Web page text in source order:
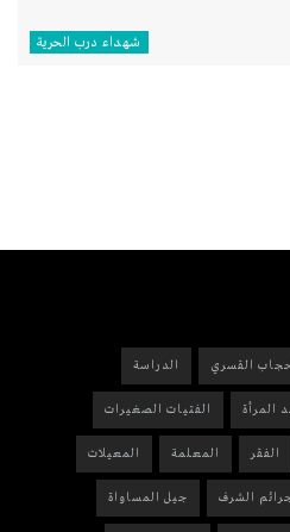
شهداء درب الحرية
القسري الدراسة
المرأة الفتيات الصغيرات
الفقر المعلمة المعيلات
الشرف جيل المساواة